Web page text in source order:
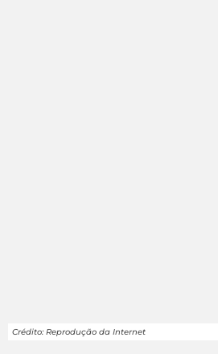
Crédito: Reprodução da Internet